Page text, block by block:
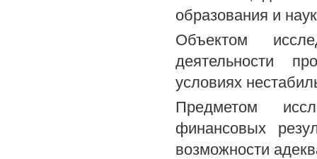
образования и
Объектом
деятельности
условиях
Предметом
финансовых
возможности